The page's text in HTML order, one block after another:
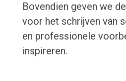
Bovendien geven we
voor het schrijven van
en professionele
inspireren.